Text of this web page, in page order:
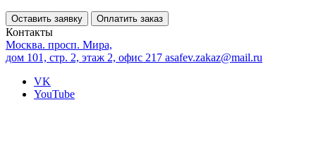
Оставить заявку Оплатить заказ
Контакты
Москва. просп. Мира,
дом 101, стр. 2, этаж 2, офис 217 asafev.zakaz@mail.ru
VK
YouTube